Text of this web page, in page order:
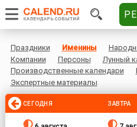
Праздники Именины
Компании
Персоны
Лунный
Производственные календари
Экспертные материалы
СЕГОДНЯ ЗАВТРА